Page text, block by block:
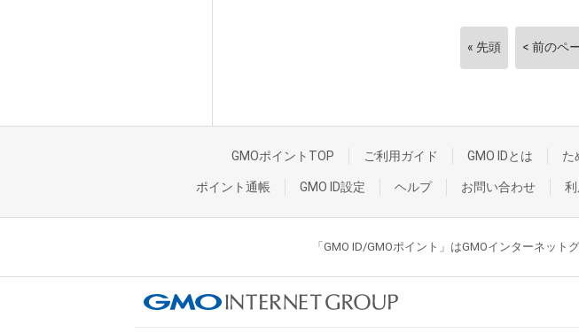
« 先頭 < 前のペ
GMOポイントTOP ご利用ガイド GMO IDとは た
ポイント通帳 GMO ID設定 ヘルプ お問い合わせ
「GMO ID/GMOポイント」はGMOインターネッ